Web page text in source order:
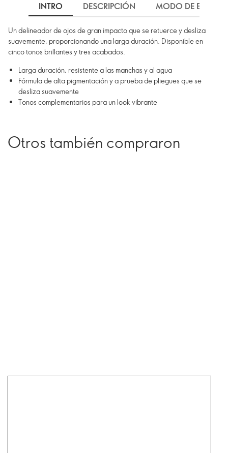
INTRO DESCRIPCIÓN MODO DE EMPLEO
Un delineador de ojos de gran impacto que se retuerce y desliza
suavemente, proporcionando una larga duración. Disponible en
cinco tonos brillantes y tres acabados.
Larga duración, resistente a las manchas y al agua
Fórmula de alta pigmentación y a prueba de pliegues que se
desliza suavemente
Tonos complementarios para un look vibrante
Otros también compraron